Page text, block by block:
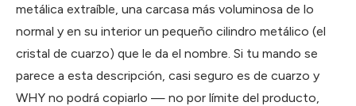
metálica extraíble, una carcasa más voluminosa de lo
normal y en su interior un pequeño cilindro metálico (el
cristal de cuarzo) que le da el nombre. Si tu mando se
parece a esta descripción, casi seguro es de cuarzo y
WHY no podrá copiarlo — no por límite del producto,